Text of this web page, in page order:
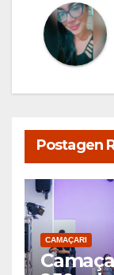
Postagen
CAMAÇARI